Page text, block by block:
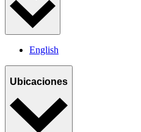
English
Ubicaciones